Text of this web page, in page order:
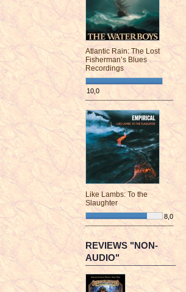
Atlantic Rain: The Lost
Fisherman’s Blues
Recordings
10,0
¯¯¯¯¯¯¯¯¯¯¯¯¯¯¯¯¯¯¯¯¯¯¯¯
Like Lambs: To the
Slaughter
8,0
¯¯¯¯¯¯¯¯¯¯¯¯¯¯¯¯¯¯¯¯¯¯¯¯
REVIEWS "NON-
AUDIO"